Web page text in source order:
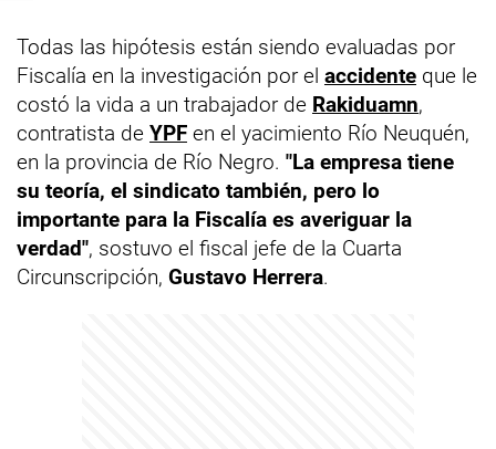
Todas las hipótesis están siendo evaluadas por
Fiscalía en la investigación por el accidente que le
costó la vida a un trabajador de Rakiduamn,
contratista de YPF en el yacimiento Río Neuquén,
en la provincia de Río Negro. "La empresa tiene
su teoría, el sindicato también, pero lo
importante para la Fiscalía es averiguar la
verdad", sostuvo el fiscal jefe de la Cuarta
Circunscripción, Gustavo Herrera.